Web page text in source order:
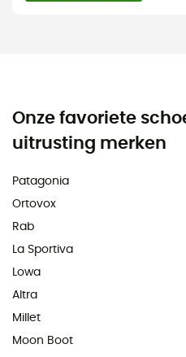
Onze favoriete
uitrusting merken
Patagonia
Ortovox
Rab
La Sportiva
Lowa
Altra
Millet
Moon Boot